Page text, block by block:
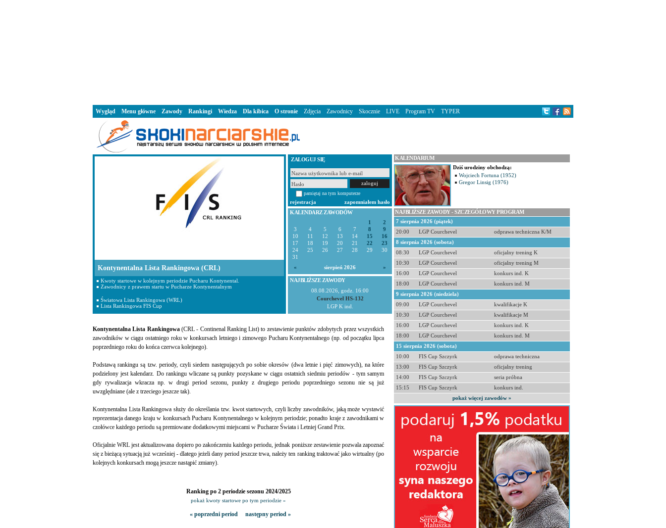
ZALOGUJ SIĘ
pamiętaj na tym komputerze
rejestracja
zapomniałem hasło
KALENDARZ ZAWODÓW
1
2
3
4 5 6 7 8
9
10
11 12 13 14 15
16
17
18 19 20 21 22
23
24
25 26 27 28 29
30
31
«
sierpień 2026 »
NAJBLIŻSZE ZAWODY
08.08.2026, godz. 16:00
Courchevel HS-132
LGP K ind.
Kontynentalna Lista Rankingowa(CRL - Continenal Ranking List) to zestawienie punktów zdobytych przez wszystkich
zawodników w ciągu ostatniego roku w konkursach letniego i zimowego Pucharu Kontynentalnego (np. od początku lipca
poprzedniego roku do końca czerwca kolejnego).
Podstawą rankingu są tzw. periody, czyli siedem następujących po sobie okresów (dwa letnie i pięć zimowych), na które
podzielony jest kalendarz. Do rankingu wliczane są punkty pozyskane w ciągu ostatnich siedmiu periodów - tym samym
gdy rywalizacja wkracza np. w drugi period sezonu, punkty z drugiego periodu poprzedniego sezonu nie są już
uwzględniane (ale z trzeciego jeszcze tak).
Kontynentalna Lista Rankingowa służy do określania tzw. kwot startowych, czyli liczby zawodników, jaką może wystawić
reprezentacja danego kraju w konkursach Pucharu Kontynentalnego w kolejnym periodzie; ponadto kraje z zawodnikami w
czołówce każdego periodu są premiowane dodatkowymi miejscami w Pucharze Świata i Letniej Grand Prix.
Oficjalnie WRL jest aktualizowana dopiero po zakończeniu każdego periodu, jednak poniższe zestawienie pozwala zapoznać
się z bieżącą sytuacją już wcześniej - dlatego jeżeli dany period jeszcze trwa, należy ten ranking traktować jako wirtualny (po
kolejnych konkursach mogą jeszcze nastąpić zmiany).
Ranking po 2 periodzie sezonu 2024/2025
pokaż kwoty startowe po tym periodzie »
« poprzedni period następny period »
Kontynentalna Lista Rankingowa (CRL)
Kwoty startowe w kolejnym periodzie Pucharu Kontynental.
Zawodnicy z prawem startu w Pucharze Kontynentalnym
Światowa Lista Rankingowa (WRL)
Lista Rankingowa FIS Cup
KALENDARIUM
Dziś urodziny obchodzą:
Wojciech Fortuna (1952)
Gregor Linsig (1976)
NAJBLIŻSZE ZAWODY - SZCZEGÓŁOWY PROGRAM
7 sierpnia 2026 (piątek)
20:00
LGP Courchevel
odprawa techniczna K/M
8 sierpnia 2026 (sobota)
08:30
LGP Courchevel
oficjalny trening K
10:30
LGP Courchevel
oficjalny trening M
16:00
LGP Courchevel
konkurs ind. K
18:00
LGP Courchevel
konkurs ind. M
9 sierpnia 2026 (niedziela)
09:00
LGP Courchevel
kwalifikacje K
10:30
LGP Courchevel
kwalifikacje M
16:00
LGP Courchevel
konkurs ind. K
18:00
LGP Courchevel
konkurs ind. M
15 sierpnia 2026 (sobota)
10:00
FIS Cup Szczyrk
odprawa techniczna
13:00
FIS Cup Szczyrk
oficjalny trening
14:00
FIS Cup Szczyrk
seria próbna
15:15
FIS Cup Szczyrk
konkurs ind.
pokaż więcej zawodów »
Wygląd Menu główne Zawody Rankingi Wiedza Dla kibica O stronie Zdjęcia Zawodnicy Skocznie LIVE Program TV TYPER